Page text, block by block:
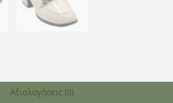
Αξιολογήσεις (0)